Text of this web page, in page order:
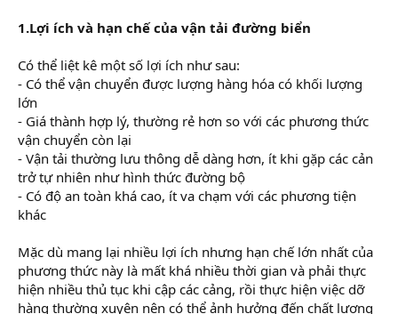
1.Lợi ích và hạn chế của vận tải đường biển
Có thể liệt kê một số lợi ích như sau:
- Có thể vận chuyển được lượng hàng hóa có khối lượng
lớn
- Giá thành hợp lý, thường rẻ hơn so với các phương thức
vận chuyển còn lại
- Vận tải thường lưu thông dễ dàng hơn, ít khi gặp các cản
trở tự nhiên như hình thức đường bộ
- Có độ an toàn khá cao, ít va chạm với các phương tiện
khác
Mặc dù mang lại nhiều lợi ích nhưng hạn chế lớn nhất của
phương thức này là mất khá nhiều thời gian và phải thực
hiện nhiều thủ tục khi cập các cảng, rồi thực hiện việc dỡ
hàng thường xuyên nên có thể ảnh hưởng đến chất lượng